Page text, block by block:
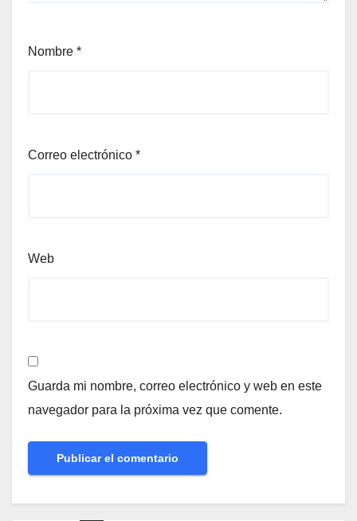
Nombre *
Correo electrónico *
Web
Guarda mi nombre, correo electrónico y web en este
navegador para la próxima vez que comente.